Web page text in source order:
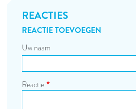
REACTIES
REACTIE TOEVOEGEN
Uw naam
Reactie